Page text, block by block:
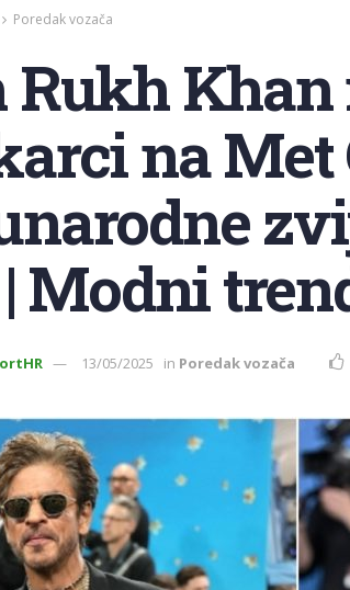
Poredak vozača
Rukh
na Met
| Modni
13/05/2025 in Poredak vozača